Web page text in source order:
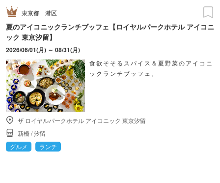
東京都 港区
夏のアイコニックランチブッフェ【ロイヤルパークホテル アイコニ
ック 東京汐留】
2026/06/01(月) ～ 08/31(月)
食欲そそるスパイス＆夏野菜のアイコニ
ックランチブッフェ。
ザ ロイヤルパークホテル アイコニック 東京汐留
新橋/汐留
グルメ
ランチ